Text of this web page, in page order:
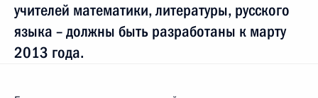
учителей математики, литературы, русского
языка – должны быть разработаны к марту
2013 года.